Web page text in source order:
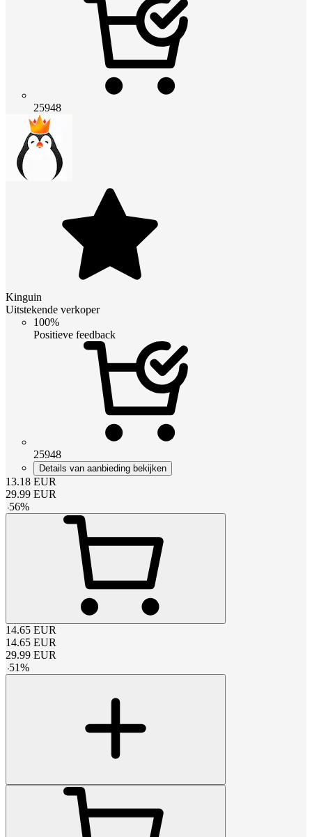
25948
Kinguin
Uitstekende verkoper
100%
Positieve feedback
25948
Details van aanbieding bekijken
13.18 EUR
29.99 EUR
-56%
14.65 EUR
14.65 EUR
29.99 EUR
-51%